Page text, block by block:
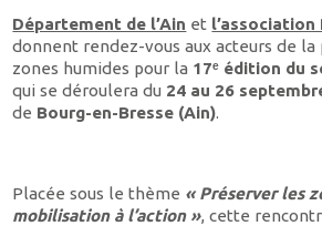
Département de l’Ain et l’association
donnent rendez-vous aux acteurs de la
zones humides pour la 17ᵉ édition du
qui se déroulera du 24 au 26
de Bourg-en-Bresse (Ain).
Placée sous le thème « Préserver les
mobilisation à l’action », cette